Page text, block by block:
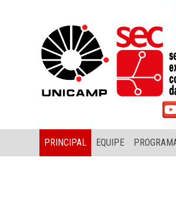
PRINCIPAL EQUIPE